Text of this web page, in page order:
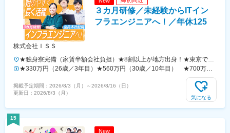
３カ月研修／未経験からITイン
フラエンジニアへ！／年休125
株式会社ＩＳＳ
★独身寮完備（家賃半額会社負担）★8割以上が地方出身！★東京で働
きたい人・一人暮らししたい人も安心！◆本社（社内開発／東京都品川
区西五反田）もしくは、東京23区・神奈川県（横浜市）のプロジェク
ト先★未経験者は全員本社配属です！★転居を伴う転勤はありません。
【本社の住所とアクセス】東京都品川区西五反田1-24-4 タキゲンビル
★330万円（26歳／3年目）★560万円（30歳／10年目） ★700万円
掲載予定期間： 2026/8/3（月） ～2026/8/16（日）
更新日： 2026/8/3（月）
気になる
15
New